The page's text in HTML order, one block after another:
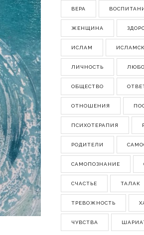
ВЕРА
ЖЕНЩИНА
ИСЛАМ
ЛИЧНОСТЬ
ОБЩЕСТВО
ОТНОШЕНИЯ
ПСИХОТЕРАПИЯ
РОДИТЕЛИ
САМОПОЗНАНИЕ
СЧАСТЬЕ ТАЛАК
ТРЕВОЖНОСТЬ
ЧУВСТВА